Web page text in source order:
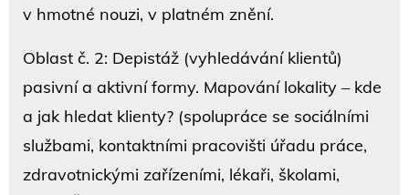
v hmotné nouzi, v platném znění.
Oblast č. 2: Depistáž (vyhledávání klientů)
pasivní a aktivní formy. Mapování lokality – kde
a jak hledat klienty? (spolupráce se sociálními
službami, kontaktními pracovišti úřadu práce,
zdravotnickými zařízeními, lékaři, školami,